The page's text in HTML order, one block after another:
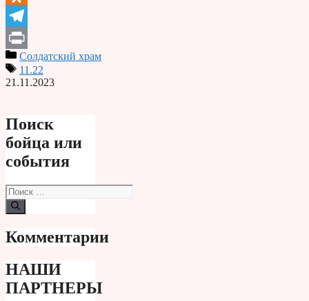
Odnoklassniki
Telegram
PrintСолдатский храм
11.22
21.11.2023
Поиск
бойца или
события
Поиск:
Комментарии
НАШИ
ПАРТНЕРЫ